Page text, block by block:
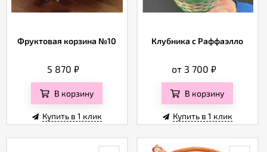
Фруктовая корзина №10
5 870₽
В корзину
Купить в 1 клик
Клубника с Раффаэлло
от 3 700 ₽
В корзину
Купить в 1 клик